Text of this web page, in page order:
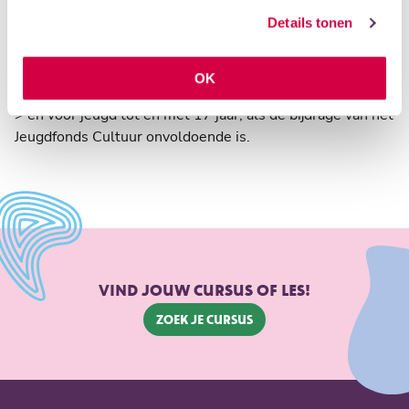
Details tonen
OK
Scholen in de Kunst heeft een eigen fonds: het Hanneke
Delis Fonds. Het is bedoeld voor iedereen voor wie het
lesgeld een probleem is. Dus ook
> en voor jeugd tot en met 17 jaar, als de bijdrage van het
Jeugdfonds Cultuur onvoldoende is.
VIND JOUW CURSUS OF LES!
Zoek je cursus